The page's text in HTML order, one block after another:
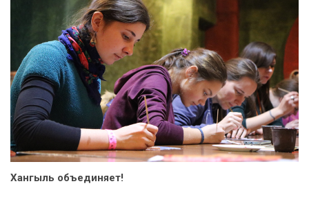
Хангыль объединяет!